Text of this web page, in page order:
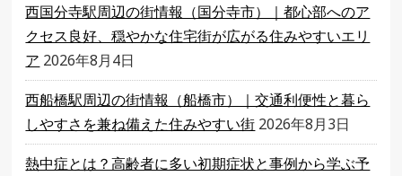
西国分寺駅周辺の街情報（国分寺市）｜都心部へのア
クセス良好、穏やかな住宅街が広がる住みやすいエリ
ア 2026年8月4日
西船橋駅周辺の街情報（船橋市）｜交通利便性と暮ら
しやすさを兼ね備えた住みやすい街 2026年8月3日
熱中症とは？高齢者に多い初期症状と事例から学ぶ予